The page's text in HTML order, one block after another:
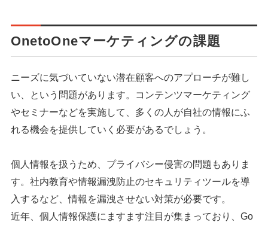
OnetoOneマーケティングの課題
ニーズに気づいていない潜在顧客へのアプローチが難し
い、という問題があります。コンテンツマーケティング
やセミナーなどを実施して、多くの人が自社の情報にふ
れる機会を提供していく必要があるでしょう。
個人情報を扱うため、プライバシー侵害の問題もありま
す。社内教育や情報漏洩防止のセキュリティツールを導
入するなど、情報を漏洩させない対策が必要です。
近年、個人情報保護にますます注目が集まっており、Go